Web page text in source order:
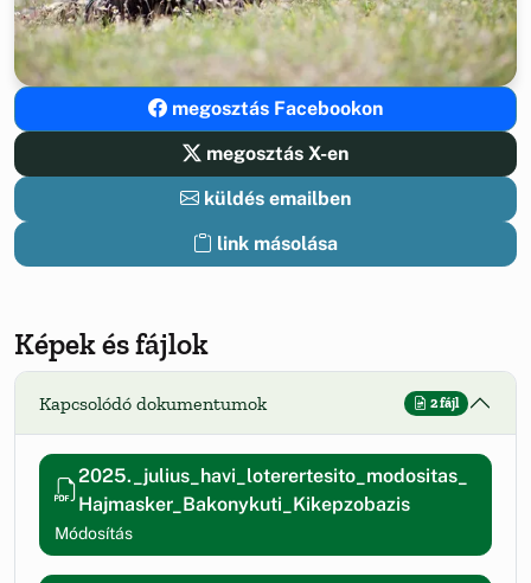
megosztás Facebookon
megosztás X-en
küldés emailben
link másolása
Képek és fájlok
Kapcsolódó dokumentumok 2 fájl
2025._julius_havi_loterertesito_modositas_
Hajmasker_Bakonykuti_Kikepzobazis
Módosítás